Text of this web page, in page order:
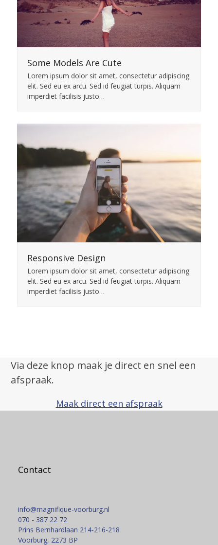
Some Models Are Cute
Lorem ipsum dolor sit amet, consectetur adipiscing
elit. Sed eu ex arcu. Sed id feugiat turpis. Aliquam
imperdiet facilisis justo…
Responsive Design
Lorem ipsum dolor sit amet, consectetur adipiscing
elit. Sed eu ex arcu. Sed id feugiat turpis. Aliquam
imperdiet facilisis justo…
Via deze knop maak je direct en snel een
afspraak.
Maak direct een afspraak
Contact
info@magnifique-voorburg.nl
070 - 387 22 72
Prins Bernhardlaan 214-216-218
Voorburg, 2273 BP